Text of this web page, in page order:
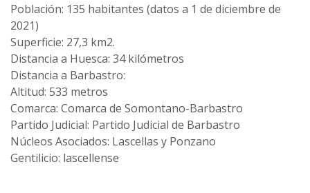
Población: 135 habitantes (datos a 1 de diciembre de
2021)
Superficie: 27,3 km2.
Distancia a Huesca: 34 kilómetros
Distancia a Barbastro:
Altitud: 533 metros
Comarca: Comarca de Somontano-Barbastro
Partido Judicial: Partido Judicial de Barbastro
Núcleos Asociados: Lascellas y Ponzano
Gentilicio: lascellense